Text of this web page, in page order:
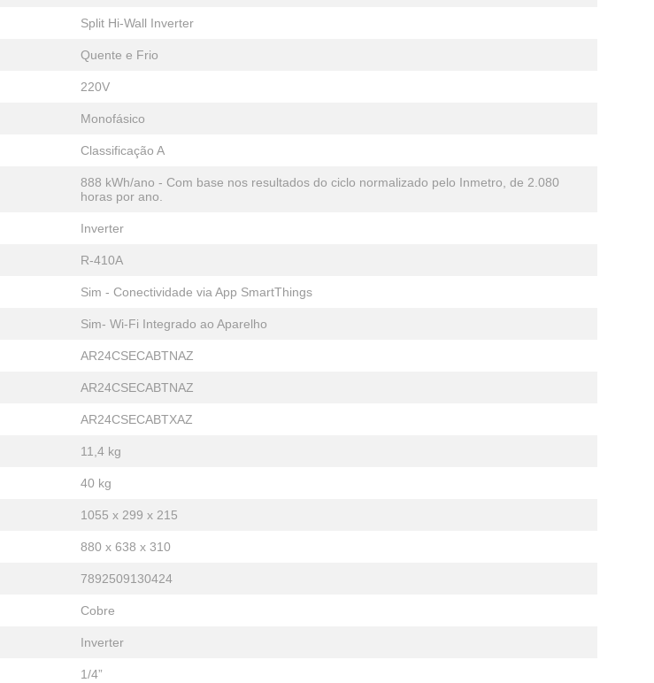
Split Hi-Wall Inverter
Quente e Frio
220V
Monofásico
Classificação A
888 kWh/ano - Com base nos resultados do ciclo normalizado pelo Inmetro, de 2.080
horas por ano.
Inverter
R-410A
Sim - Conectividade via App SmartThings
Sim- Wi-Fi Integrado ao Aparelho
AR24CSECABTNAZ
AR24CSECABTNAZ
AR24CSECABTXAZ
11,4 kg
40 kg
1055 x 299 x 215
880 x 638 x 310
7892509130424
Cobre
Inverter
1/4”